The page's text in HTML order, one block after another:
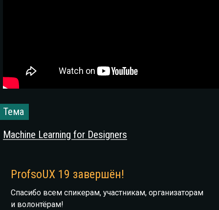
Тема
Machine Learning for Designers
ProfsoUX 19 завершён!
Спасибо всем спикерам, участникам, организаторам
и волонтёрам!